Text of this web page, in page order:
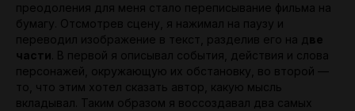
преодоления для меня стало переписывание фильма на
бумагу. Отсмотрев сцену, я нажимал на паузу и
переводил изображение в текст, разделив его на две
части . В первой я описывал события, действия и слова
персонажей, окружающую их обстановку, во второй —
то, что этим хотел сказать автор, какую мысль
вкладывал. Таким образом я воссоздавал два самых